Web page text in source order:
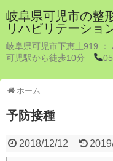
岐阜県可児市の
リハビリテーシ
岐阜県可児市下恵土919
可児駅から徒歩10分
ホーム
予防接種
2018/12/12